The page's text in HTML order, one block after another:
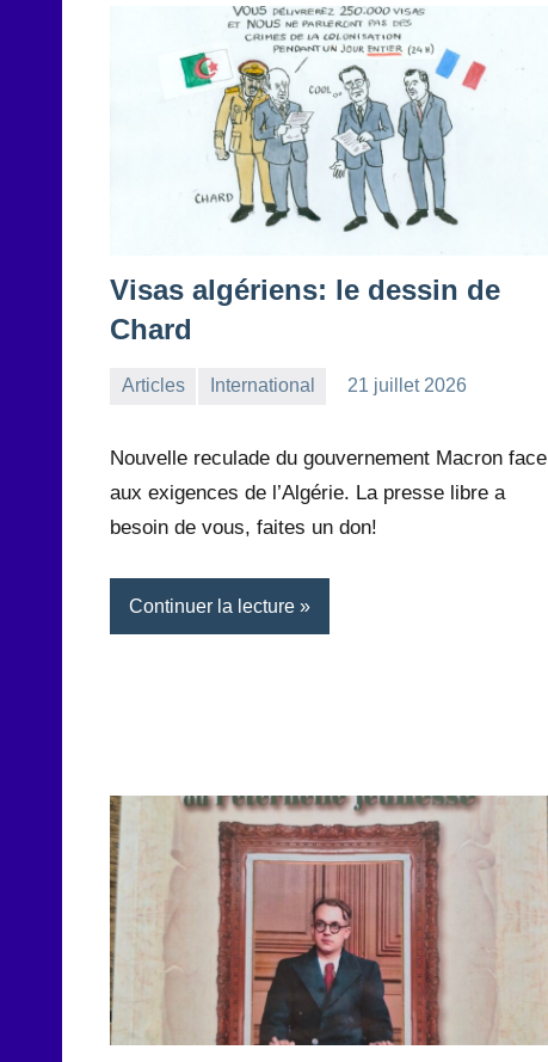
Visas algériens: le dessin de
Chard
Articles International
21 juillet 2026
Nouvelle reculade du gouvernement Macron face
aux exigences de l’Algérie. La presse libre a
besoin de vous, faites un don!
Continuer la lecture